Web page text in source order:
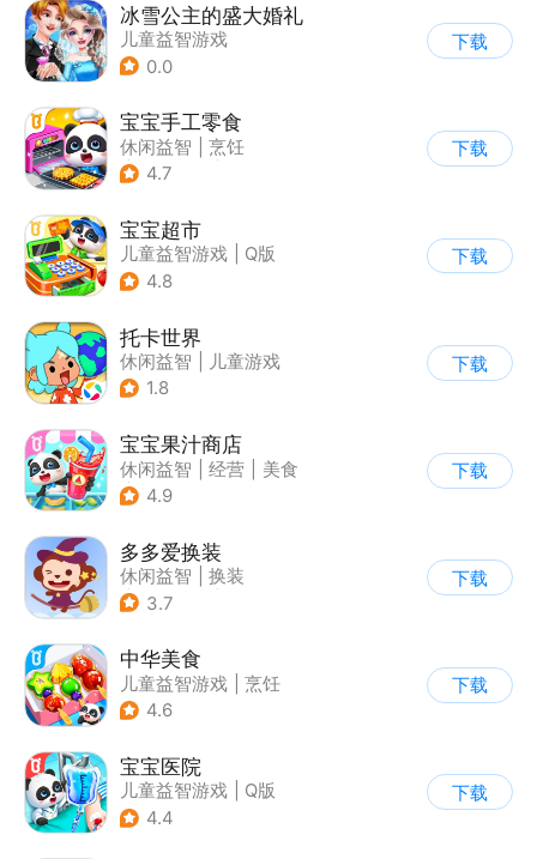
冰雪公主的盛大婚礼
儿童益智游戏
0.0
下载
宝宝手工零食
休闲益智
烹饪
| 宝宝巴士
4.7
下载
宝宝超市
儿童益智游戏
Q版
4.8
下载
托卡世界
休闲益智
儿童游戏
1.8
下载
宝宝果汁商店
休闲益智 经营
美食
| 宝宝巴士
4.9
下载
多多爱换装
休闲益智
换装
| 儿童游戏
3.7
下载
中华美食
儿童益智游戏
烹饪
4.6
下载
宝宝医院
儿童益智游戏
Q版
4.4
下载